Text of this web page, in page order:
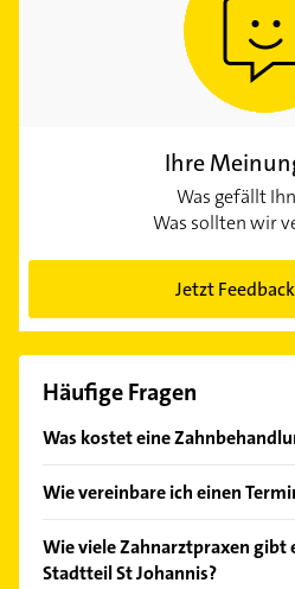
Ihre
Was gefällt
Was sollten wir
Jetzt
Häufige Fragen
Was kostet eine
Ihnen immer die bestmögliche
und Umfang der Leistung. Für
zahlen Sie im Durchschnitt
Wie vereinbare ich einen
besten per Telefon. Viele
Online-Terminbuchung an. Bei
Wie viele Zahnarztpraxen gibt
Stadtteil St Johannis?